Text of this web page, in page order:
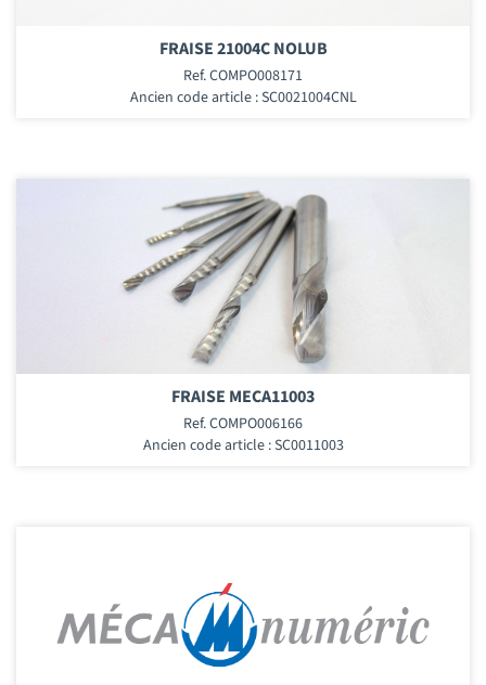
FRAISE 21004C NOLUB
Ref. COMPO008171
Ancien code article : SC0021004CNL
FRAISE MECA11003
Ref. COMPO006166
Ancien code article : SC0011003